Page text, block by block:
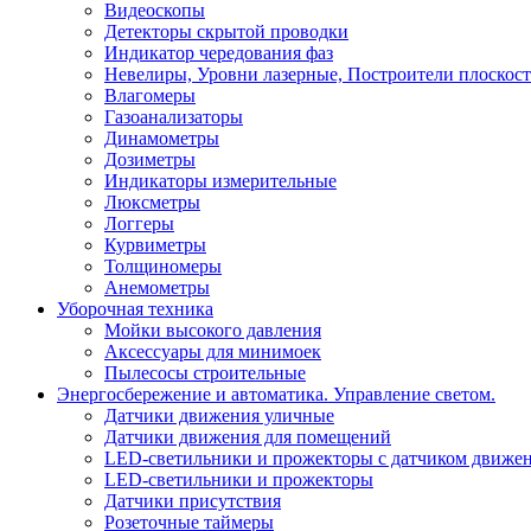
Видеоскопы
Детекторы скрытой проводки
Индикатор чередования фаз
Невелиры, Уровни лазерные, Построители
Влагомеры
Газоанализаторы
Динамометры
Дозиметры
Индикаторы измерительные
Люксметры
Логгеры
Курвиметры
Толщиномеры
Анемометры
Уборочная техника
Мойки высокого давления
Аксессуары для минимоек
Пылесосы строительные
Энергосбережение и автоматика. Управление светом.
Датчики движения уличные
Датчики движения для помещений
LED-светильники и прожекторы с датчиком
LED-светильники и прожекторы
Датчики присутствия
Розеточные таймеры